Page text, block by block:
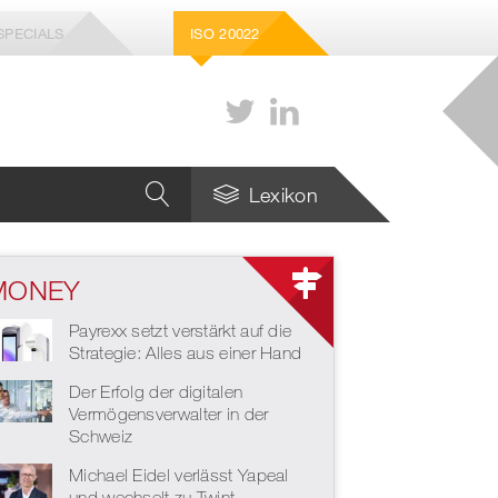
ISO 20022
und welche genau?
des europäischen
Zahlungsverkehrs
Lexikon
Payrexx setzt verstärkt auf die
Strategie: Alles aus einer Hand
Der Erfolg der digitalen
Vermögensverwalter in der
Schweiz
Michael Eidel verlässt Yapeal